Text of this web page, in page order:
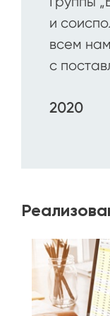
и
всем
с
2020